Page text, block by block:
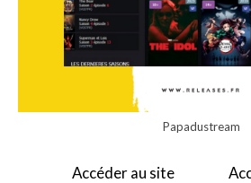
Papadustream
Accéder au site